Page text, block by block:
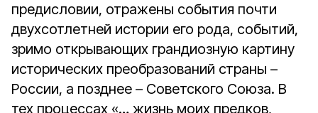
предисловии, отражены события почти
двухсотлетней истории его рода, событий,
зримо открывающих грандиозную картину
исторических преобразований страны –
России, а позднее – Советского Союза. В
тех процессах «… жизнь моих предков,